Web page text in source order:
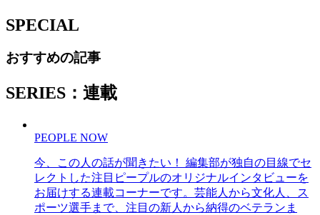
SPECIAL
おすすめの記事
SERIES：連載
PEOPLE NOW
今、この人の話が聞きたい！ 編集部が独自の目線でセ
レクトした注目ピープルのオリジナルインタビューを
お届けする連載コーナーです。芸能人から文化人、ス
ポーツ選手まで、注目の新人から納得のベテランま